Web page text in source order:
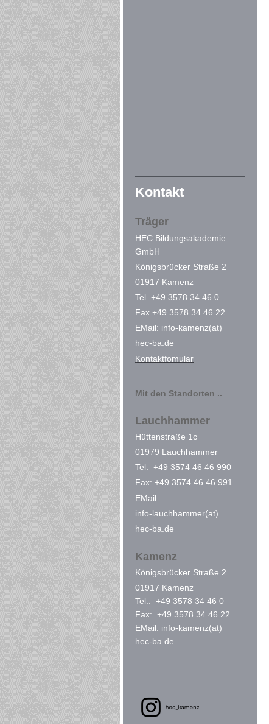
Kontakt
Träger
HEC Bildungsakademie
GmbH
Königsbrücker Straße 2
01917 Kamenz
Tel. +49 3578 34 46 0
Fax +49 3578 34 46 22
EMail: info-kamenz(at)
hec-ba.de
Kontaktfomular
Mit den Standorten ..
Lauchhammer
Hüttenstraße 1c
01979 Lauchhammer
Tel: +49 3574 46 46 990
Fax: +49 3574 46 46 991
EMail:
info-lauchhammer(at)
hec-ba.de
Kamenz
Königsbrücker Straße 2
01917 Kamenz
Tel.: +49 3578 34 46 0
Fax: +49 3578 34 46 22
EMail: info-kamenz(at)
hec-ba.de